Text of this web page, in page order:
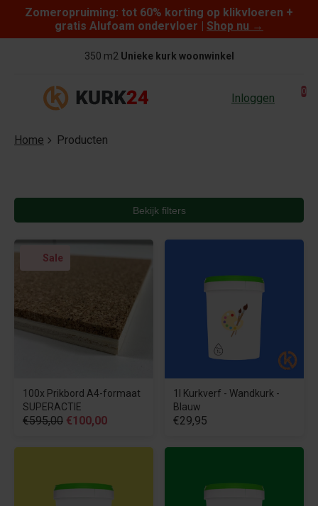
Skip to content
Zomeropruiming: tot 60% korting op klikvloeren +
gratis Alufoam ondervloer | Shop nu →
350 m2 Unieke kurk woonwinkel
Inloggen 0
Home Producten
Bekijk filters
Sale
100x Prikbord A4-formaat
SUPERACTIE
€595,00 €100,00
1l Kurkverf - Wandkurk -
Blauw
€29,95